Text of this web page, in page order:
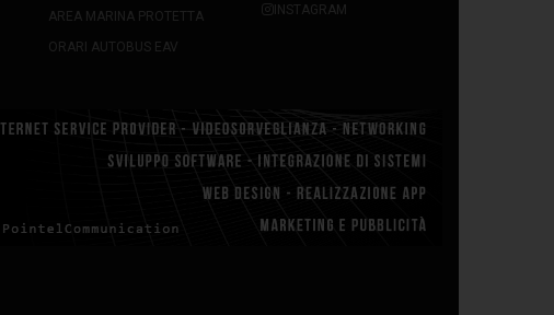
AREA MARINA PROTETTA
ORARI AUTOBUS EAV
INSTAGRAM